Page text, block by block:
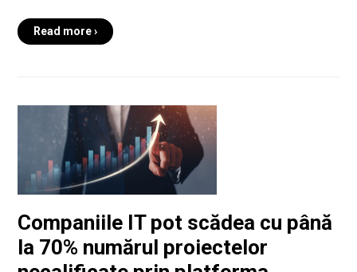
Read more ›
Companiile IT pot scădea cu până
la 70% numărul proiectelor